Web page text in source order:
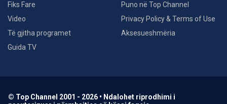
Fiks Fare
Video
Të gjitha programet
Guida TV
Puno në Top Channel
Privacy Policy & Terms of Use
Aksesueshmëria
© Top Channel 2001 - 2026 • Ndalohet riprodhimi i